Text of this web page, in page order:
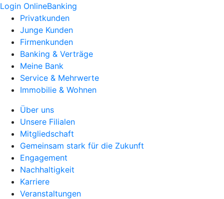
Login OnlineBanking
Privatkunden
Junge Kunden
Firmenkunden
Banking & Verträge
Meine Bank
Service & Mehrwerte
Immobilie & Wohnen
Über uns
Unsere Filialen
Mitgliedschaft
Gemeinsam stark für die Zukunft
Engagement
Nachhaltigkeit
Karriere
Veranstaltungen